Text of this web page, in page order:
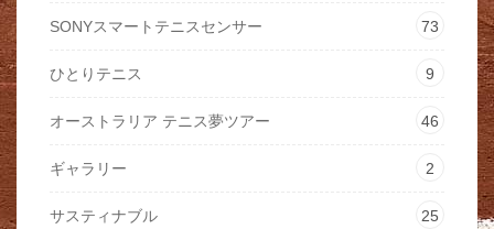
SONYスマートテニスセンサー 73
ひとりテニス 9
オーストラリア テニス夢ツアー 46
ギャラリー 2
サスティナブル 25